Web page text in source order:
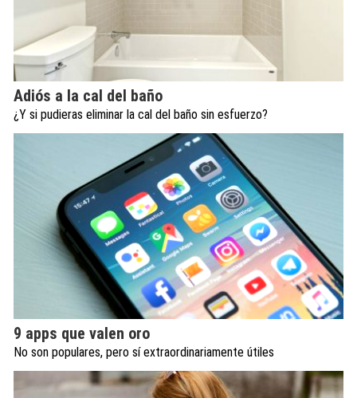
Adiós a la cal del baño
¿Y si pudieras eliminar la cal del baño sin esfuerzo?
9 apps que valen oro
No son populares, pero sí extraordinariamente útiles